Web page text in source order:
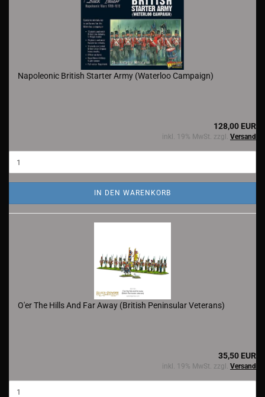
Napoleonic British Starter Army (Waterloo Campaign)
128,00 EUR
inkl. 19% MwSt. zzgl. Versand
IN DEN WARENKORB
O'er The Hills And Far Away (British Peninsular Veterans)
35,50 EUR
inkl. 19% MwSt. zzgl. Versand